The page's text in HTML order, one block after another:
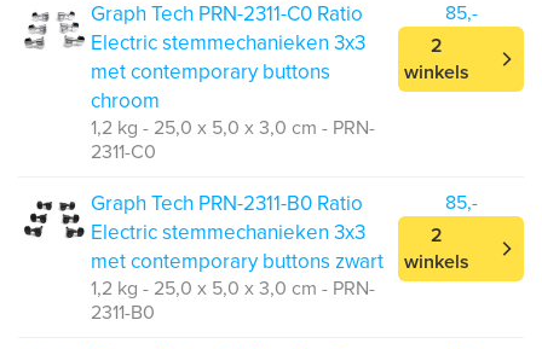
Graph Tech PRN-2311-C0 Ratio
Electric stemmechanieken 3x3
met contemporary buttons
chroom
1,2 kg - 25,0 x 5,0 x 3,0 cm - PRN-
2311-C0
85,-
2
winkels
Graph Tech PRN-2311-B0 Ratio
Electric stemmechanieken 3x3
met contemporary buttons zwart
1,2 kg - 25,0 x 5,0 x 3,0 cm - PRN-
2311-B0
85,-
2
winkels